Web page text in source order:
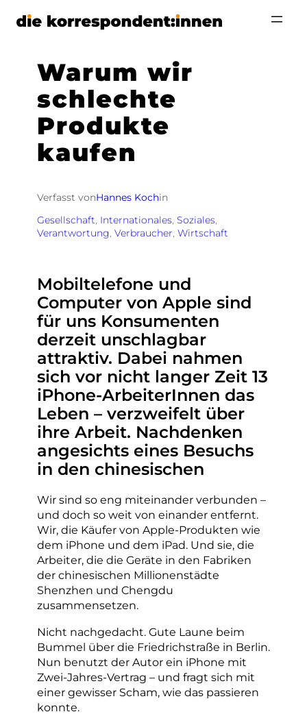
Zum
Warum wir
schlechte
Produkte
kaufen
Verfasst vonHannes Kochin
Gesellschaft, Internationales, Soziales
Verantwortung, Verbraucher, Wirtschaft
Mobiltelefone und
Computer von Apple sind
für uns Konsumenten
derzeit unschlagbar
attraktiv. Dabei nahmen
sich vor nicht langer Zeit 13
iPhone-ArbeiterInnen das
Leben – verzweifelt über
ihre Arbeit. Nachdenken
angesichts eines Besuchs
in den chinesischen
Wir sind so eng miteinander verbunden –
und doch so weit von einander entfernt.
Wir, die Käufer von Apple-Produkten wie
dem iPhone und dem iPad. Und sie, die
Arbeiter, die die Geräte in den Fabriken
der chinesischen Millionenstädte
Shenzhen und Chengdu
zusammensetzen.
Nicht nachgedacht. Gute Laune beim
Bummel über die Friedrichstraße in Berlin.
Nun benutzt der Autor ein iPhone mit
Zwei-Jahres-Vertrag – und fragt sich mit
einer gewisser Scham, wie das passieren
konnte.